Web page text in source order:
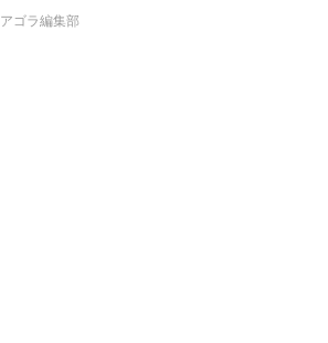
アゴラ編集部